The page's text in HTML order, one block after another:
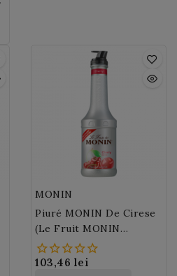
MONIN
Piuré MONIN De Cirese
(Le Fruit MONIN
Cherry) 100 Cl
103,46 lei